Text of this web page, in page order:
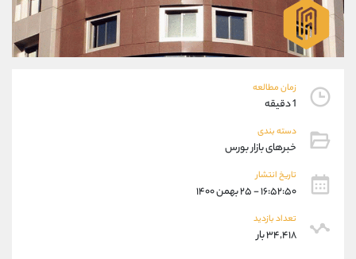
زمان مطالعه
1 دقیقه
دسته بندی
خبرهای بازار بورس
تاریخ انتشار
۱۶:۵۲:۵۰ - ۲۵ بهمن ۱۴۰۰
تعداد بازدید
۳۴,۴۱۸ بار
09194198792
واتساپ شروع گفتگو
تلگرام @Armteam_admin_33
پشتیبان فروش
موبایل
واتساپ
تلگرام
داخلی
اطلاعات تماس (دفتر فروش)